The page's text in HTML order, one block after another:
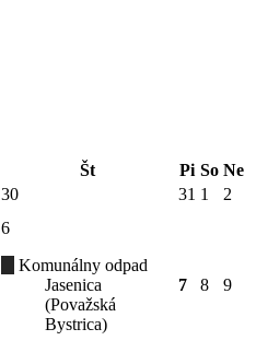
Št Pi So Ne
30 31 1 2
6
Komunálny odpad
Jasenica
(Považská
Bystrica)
7 8 9